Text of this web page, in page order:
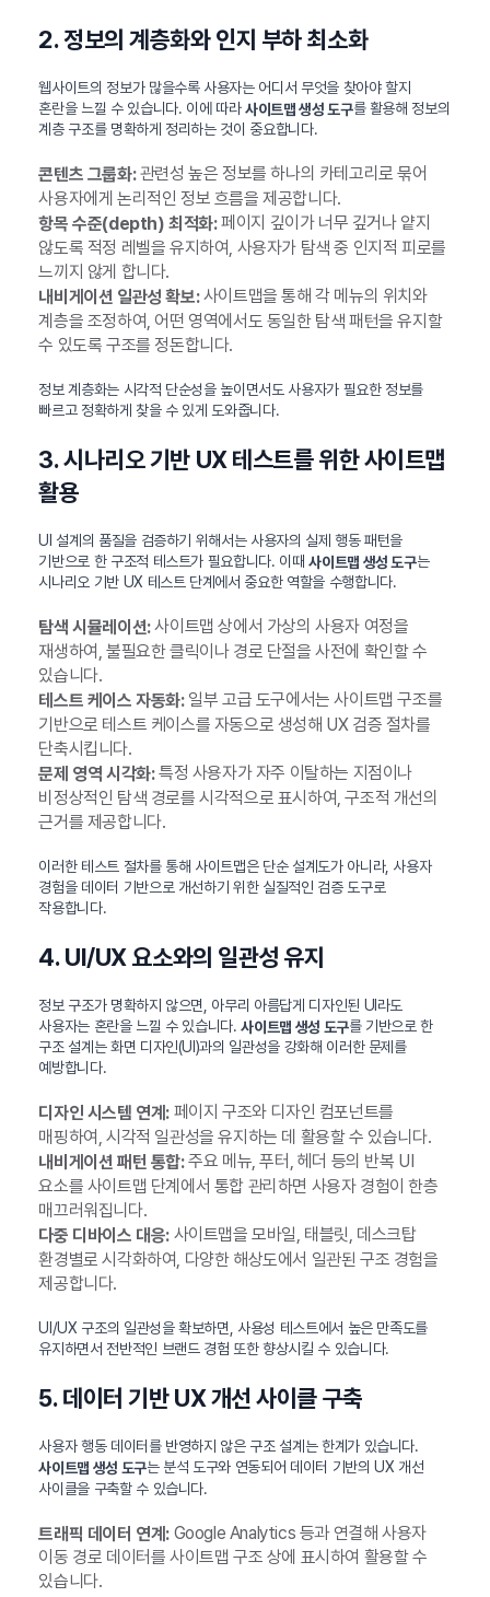
2. 정보의 계층화와 인지 부하 최소화
웹사이트의 정보가 많을수록 사용자는 어디서 무엇을 찾아야 할지
혼란을 느낄 수 있습니다. 이에 따라사이트맵 생성 도구를 활용해 정보의
계층 구조를 명확하게 정리하는 것이 중요합니다.
콘텐츠 그룹화:관련성 높은 정보를 하나의 카테고리로 묶어
사용자에게 논리적인 정보 흐름을 제공합니다.
항목 수준(depth) 최적화:페이지 깊이가 너무 깊거나 얕지
않도록 적정 레벨을 유지하여, 사용자가 탐색 중 인지적 피로를
느끼지 않게 합니다.
내비게이션 일관성 확보:사이트맵을 통해 각 메뉴의 위치와
계층을 조정하여, 어떤 영역에서도 동일한 탐색 패턴을 유지할
수 있도록 구조를 정돈합니다.
정보 계층화는 시각적 단순성을 높이면서도 사용자가 필요한 정보를
빠르고 정확하게 찾을 수 있게 도와줍니다.
3. 시나리오 기반 UX 테스트를 위한 사이트맵
활용
UI 설계의 품질을 검증하기 위해서는 사용자의 실제 행동 패턴을
기반으로 한 구조적 테스트가 필요합니다. 이때사이트맵 생성 도구는
시나리오 기반 UX 테스트 단계에서 중요한 역할을 수행합니다.
탐색 시뮬레이션:사이트맵 상에서 가상의 사용자 여정을
재생하여, 불필요한 클릭이나 경로 단절을 사전에 확인할 수
있습니다.
테스트 케이스 자동화:일부 고급 도구에서는 사이트맵 구조를
기반으로 테스트 케이스를 자동으로 생성해 UX 검증 절차를
단축시킵니다.
문제 영역 시각화:특정 사용자가 자주 이탈하는 지점이나
비정상적인 탐색 경로를 시각적으로 표시하여, 구조적 개선의
근거를 제공합니다.
이러한 테스트 절차를 통해 사이트맵은 단순 설계도가 아니라, 사용자
경험을 데이터 기반으로 개선하기 위한 실질적인 검증 도구로
작용합니다.
4. UI/UX 요소와의 일관성 유지
정보 구조가 명확하지 않으면, 아무리 아름답게 디자인된 UI라도
사용자는 혼란을 느낄 수 있습니다.사이트맵 생성 도구를 기반으로 한
구조 설계는 화면 디자인(UI)과의 일관성을 강화해 이러한 문제를
예방합니다.
디자인 시스템 연계:페이지 구조와 디자인 컴포넌트를
매핑하여, 시각적 일관성을 유지하는 데 활용할 수 있습니다.
내비게이션 패턴 통합:주요 메뉴, 푸터, 헤더 등의 반복 UI
요소를 사이트맵 단계에서 통합 관리하면 사용자 경험이 한층
매끄러워집니다.
다중 디바이스 대응:사이트맵을 모바일, 태블릿, 데스크탑
환경별로 시각화하여, 다양한 해상도에서 일관된 구조 경험을
제공합니다.
UI/UX 구조의 일관성을 확보하면, 사용성 테스트에서 높은 만족도를
유지하면서 전반적인 브랜드 경험 또한 향상시킬 수 있습니다.
5. 데이터 기반 UX 개선 사이클 구축
사용자 행동 데이터를 반영하지 않은 구조 설계는 한계가 있습니다.
사이트맵 생성 도구는 분석 도구와 연동되어 데이터 기반의 UX 개선
사이클을 구축할 수 있습니다.
트래픽 데이터 연계:Google Analytics 등과 연결해 사용자
이동 경로 데이터를 사이트맵 구조 상에 표시하여 활용할 수
있습니다.